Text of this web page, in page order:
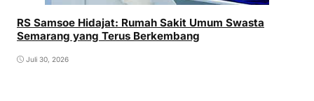
RS Samsoe Hidajat: Rumah Sakit Umum Swasta
Semarang yang Terus Berkembang
Juli 30, 2026